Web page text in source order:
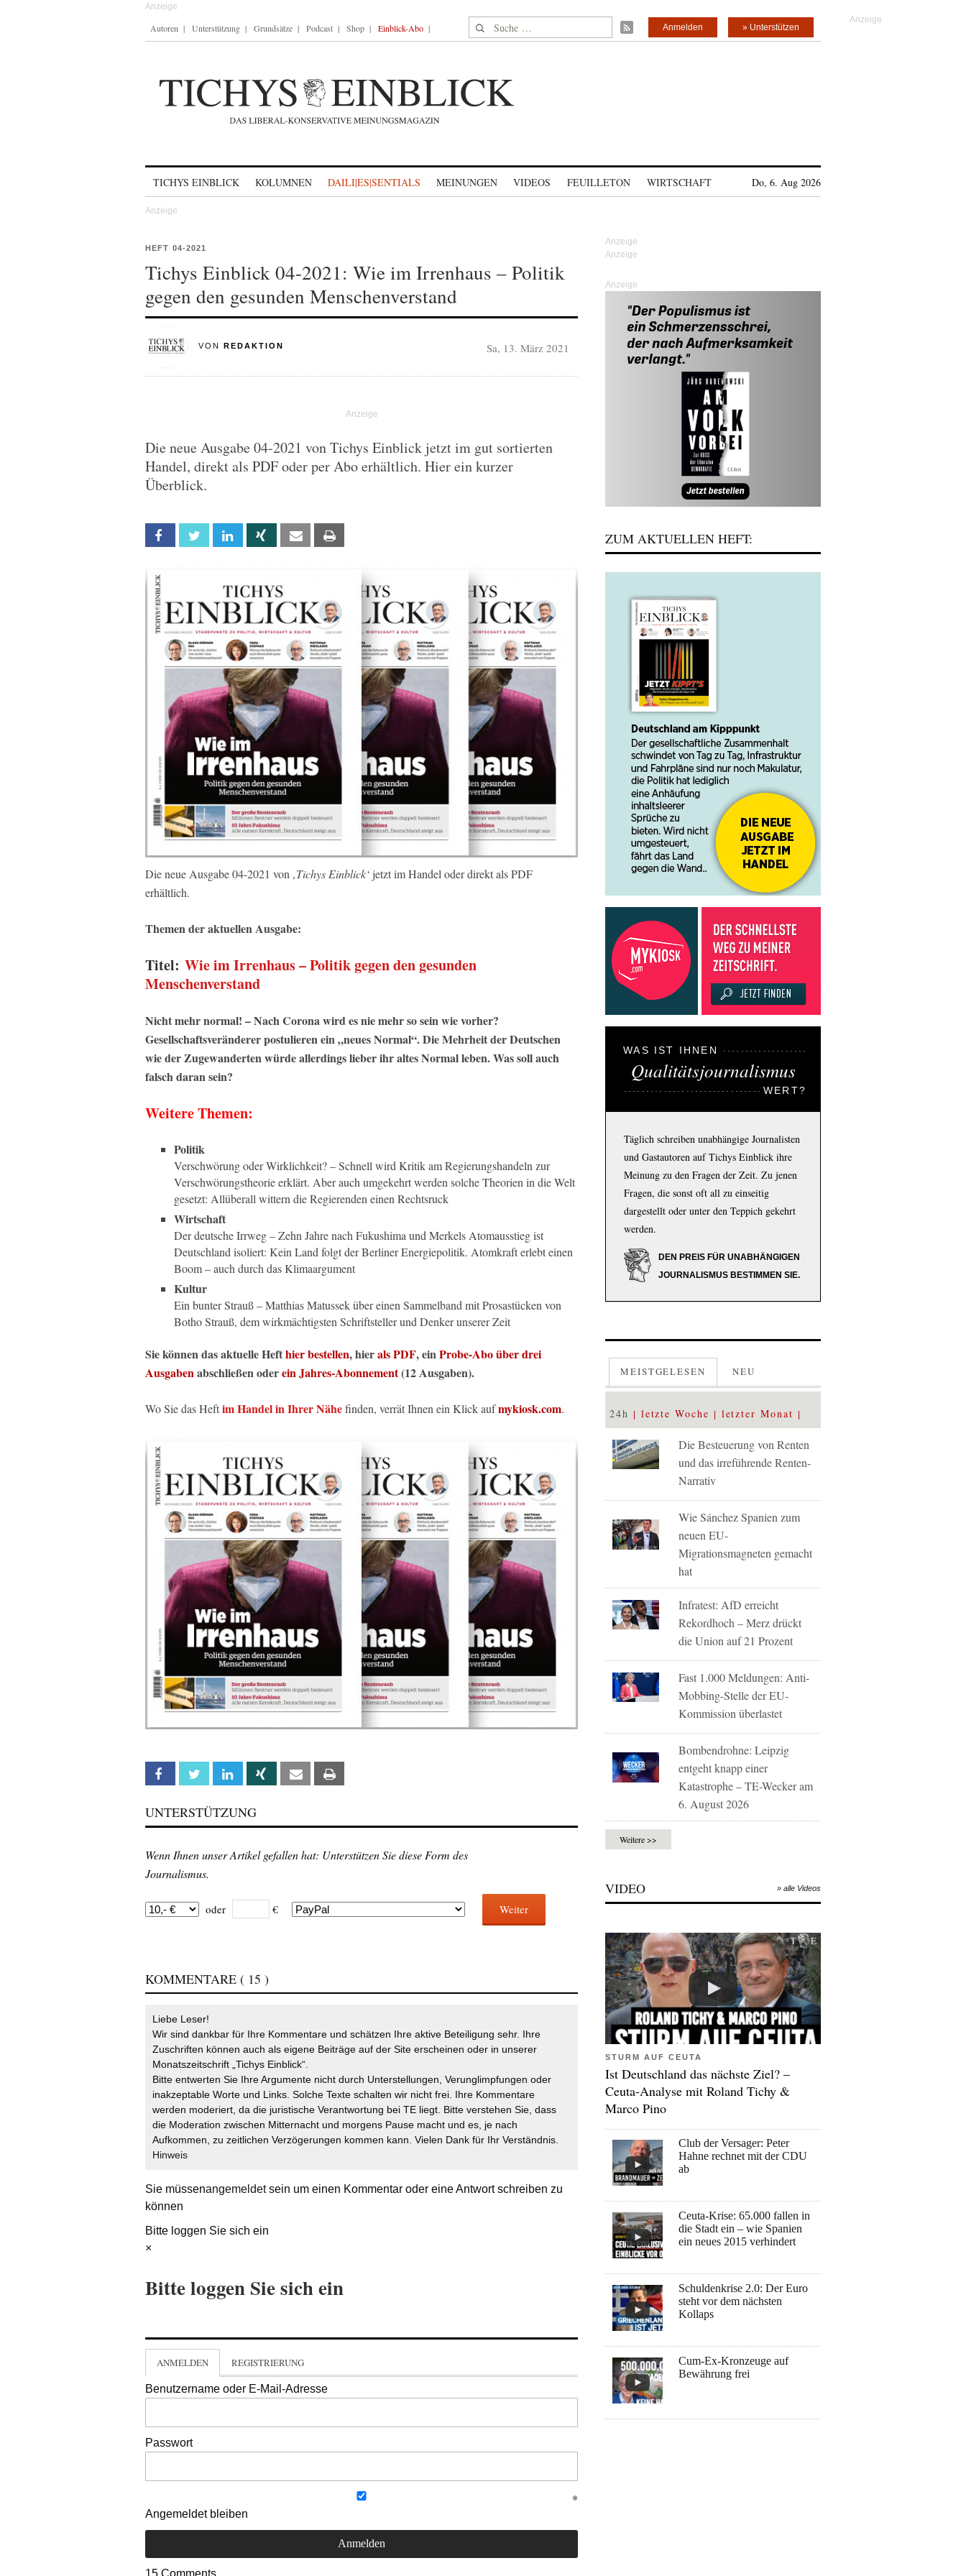
Autoren Unterstützung Grundsätze Podcast Shop Einblick-Abo Suche nach: » Unterstützen
Anmelden
TICHYS EINBLICK KOLUMNEN DAILI|ES|SENTIALS MEINUNGEN VIDEOS FEUILLETON WIRTSCHAFT Do, 6. Aug 2026
HEFT 04-2021
Tichys Einblick 04-2021: Wie im Irrenhaus – Politik
gegen den gesunden Menschenverstand
VON REDAKTION Sa, 13. März 2021
Die neue Ausgabe 04-2021 von Tichys Einblick jetzt im gut sortierten
Handel, direkt als PDF oder per Abo erhältlich. Hier ein kurzer
Überblick.
Facebook Twitter Linkedin Xing Email
Die neue Ausgabe 04-2021 von ‚Tichys Einblick‘ jetzt im Handel oder direkt als PDF
erhältlich.
Themen der aktuellen Ausgabe:
Titel: Wie im Irrenhaus – Politik gegen den gesunden
Menschenverstand
Nicht mehr normal! – Nach Corona wird es nie mehr so sein wie vorher?
Gesellschaftsveränderer postulieren ein „neues Normal“. Die Mehrheit der Deutschen
wie der Zugewanderten würde allerdings lieber ihr altes Normal leben. Was soll auch
falsch daran sein?
Weitere Themen:
Politik
Verschwörung oder Wirklichkeit? – Schnell wird Kritik am Regierungshandeln zur
Verschwörungstheorie erklärt. Aber auch umgekehrt werden solche Theorien in die Welt
gesetzt: Allüberall wittern die Regierenden einen Rechtsruck
Wirtschaft
Der deutsche Irrweg – Zehn Jahre nach Fukushima und Merkels Atomausstieg ist
Deutschland isoliert: Kein Land folgt der Berliner Energiepolitik. Atomkraft erlebt einen
Boom – auch durch das Klimaargument
Kultur
Ein bunter Strauß – Matthias Matussek über einen Sammelband mit Prosastücken von
Botho Strauß, dem wirkmächtigsten Schriftsteller und Denker unserer Zeit
Sie können das aktuelle Hefthier bestellen, hierals PDF, einProbe-Abo über drei
Ausgabenabschließen oderein Jahres-Abonnement(12 Ausgaben).
Wo Sie das Heftim Handel in Ihrer Nähefinden, verrät Ihnen ein Klick aufmykiosk.com.
Facebook Twitter Linkedin Xing Email
UNTERSTÜTZUNG
Wenn Ihnen unser Artikel gefallen hat: Unterstützen Sie diese Form des
Journalismus.
oder € Weiter
KOMMENTARE ( 15 )
Liebe Leser!
Wir sind dankbar für Ihre Kommentare und schätzen Ihre aktive Beteiligung sehr. Ihre
Zuschriften können auch als eigene Beiträge auf der Site erscheinen oder in unserer
Monatszeitschrift „Tichys Einblick“.
Bitte entwerten Sie Ihre Argumente nicht durch Unterstellungen, Verunglimpfungen oder
inakzeptable Worte und Links. Solche Texte schalten wir nicht frei. Ihre Kommentare
werden moderiert, da die juristische Verantwortung bei TE liegt. Bitte verstehen Sie, dass
die Moderation zwischen Mitternacht und morgens Pause macht und es, je nach
Aufkommen, zu zeitlichen Verzögerungen kommen kann. Vielen Dank für Ihr Verständnis.
Hinweis
Sie müssenangemeldetsein um einen Kommentar oder eine Antwort schreiben zu
können
Bitte loggen Sie sich ein
×
Bitte loggen Sie sich ein
ANMELDEN REGISTRIERUNG
Benutzername oder E-Mail-Adresse
Passwort
Angemeldet bleiben
15 Comments
Anzeige
ZUM AKTUELLEN HEFT:
WAS IST IHNEN
Qualitätsjournalismus
WERT?
Täglich schreiben unabhängige Journalisten
und Gastautoren auf Tichys Einblick ihre
Meinung zu den Fragen der Zeit. Zu jenen
Fragen, die sonst oft all zu einseitig
dargestellt oder unter den Teppich gekehrt
werden.
DEN PREIS FÜR UNABHÄNGIGEN
JOURNALISMUS BESTIMMEN SIE.
MEISTGELESEN NEU
24h letzte Woche letzter Monat
Die Besteuerung von Renten
und das irreführende Renten-
Narrativ
Wie Sánchez Spanien zum
neuen EU-
Migrationsmagneten gemacht
hat
Infratest: AfD erreicht
Rekordhoch – Merz drückt
die Union auf 21 Prozent
Fast 1.000 Meldungen: Anti-
Mobbing-Stelle der EU-
Kommission überlastet
Bombendrohne: Leipzig
entgeht knapp einer
Katastrophe – TE-Wecker am
6. August 2026
Weitere >>
VIDEO » alle Videos
STURM AUF CEUTA
Ist Deutschland das nächste Ziel? –
Ceuta-Analyse mit Roland Tichy &
Marco Pino
Club der Versager: Peter
Hahne rechnet mit der CDU
ab
Ceuta-Krise: 65.000 fallen in
die Stadt ein – wie Spanien
ein neues 2015 verhindert
Schuldenkrise 2.0: Der Euro
steht vor dem nächsten
Kollaps
Cum-Ex-Kronzeuge auf
Bewährung frei